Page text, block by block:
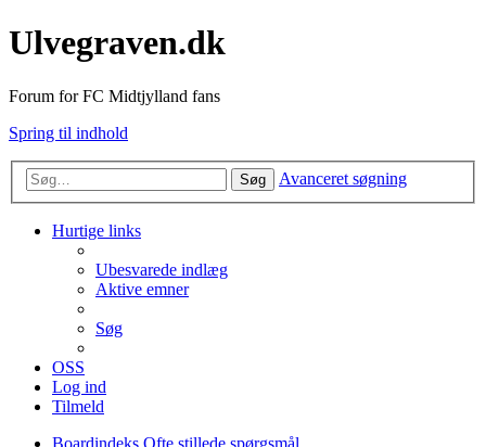
Ulvegraven.dk
Forum for FC Midtjylland fans
Spring til indhold
Søg Avanceret søgning
Hurtige links
Ubesvarede indlæg
Aktive emner
Søg
OSS
Log ind
Tilmeld